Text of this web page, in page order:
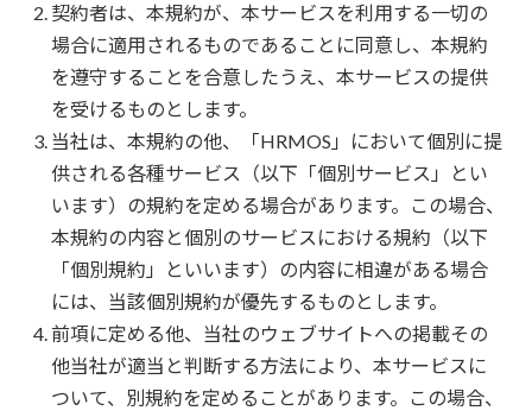
契約者は、本規約が、本サービスを利用する一切の
場合に適用されるものであることに同意し、本規約
を遵守することを合意したうえ、本サービスの提供
を受けるものとします。
当社は、本規約の他、「HRMOS」において個別に提
供される各種サービス（以下「個別サービス」とい
います）の規約を定める場合があります。この場合、
本規約の内容と個別のサービスにおける規約（以下
「個別規約」といいます）の内容に相違がある場合
には、当該個別規約が優先するものとします。
前項に定める他、当社のウェブサイトへの掲載その
他当社が適当と判断する方法により、本サービスに
ついて、別規約を定めることがあります。この場合、